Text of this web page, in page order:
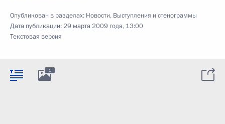
Опубликован в разделах: Новости, Выступления и стенограммы
Дата публикации:29 марта 2009 года, 13:00
Текстовая версия
1